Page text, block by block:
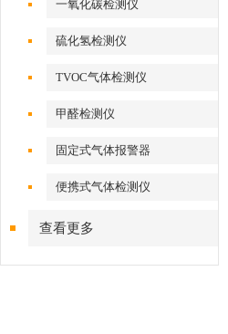
一氧化碳检测仪
硫化氢检测仪
TVOC气体检测仪
甲醛检测仪
固定式气体报警器
便携式气体检测仪
查看更多